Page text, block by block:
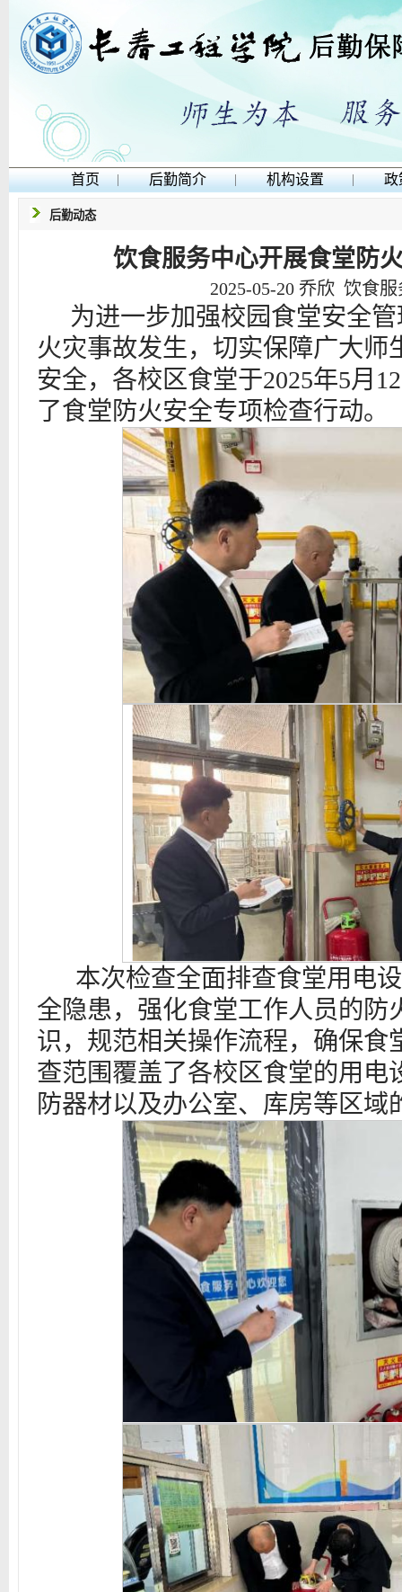
首页 | 后勤简介 | 机构设置 | 政
后勤动态
饮食服务中心开展食堂防
2025-05-20 乔欣 饮食服
为进一步加强校园食堂安全
火灾事故发生，切实保障广大师
安全，各校区食堂于2025年5月
了食堂防火安全专项检查行动。
本次检查全面排查食堂用电
全隐患，强化食堂工作人员的防
识，规范相关操作流程，确保食
查范围覆盖了各校区食堂的用电
防器材以及办公室、库房等区域